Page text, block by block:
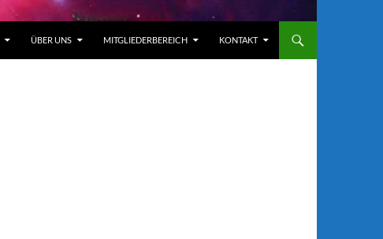
ÜBER UNS MITGLIEDERBEREICH KONTAKT